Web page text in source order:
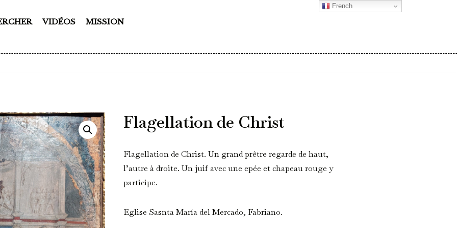
VIDÉOS MISSION
Flagellation de Christ
Flagellation de Christ. Un grand prêtre regarde de haut,
l’autre à droite. Un juif avec une epée et chapeau rouge y
participe.
Eglise Sasnta María del Mercado, Fabriano.
French